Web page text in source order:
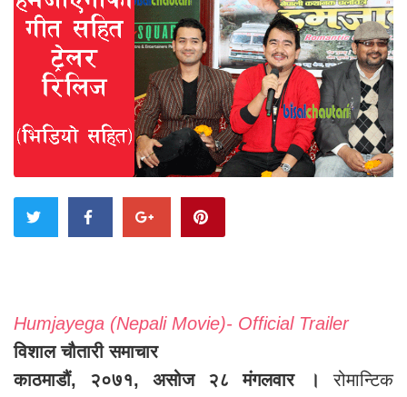
Humjayega (Nepali Movie)- Official Trailer
विशाल चौतारी समाचार
काठमाडौं, २०७१, असोज २८ मंगलवार ।
रोमान्टिक